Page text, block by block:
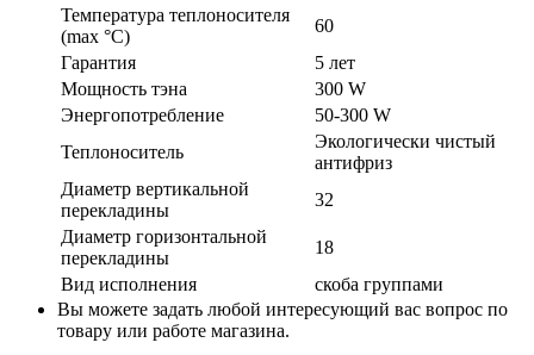
Температура теплоносителя
(max °C)
60
Гарантия
5 лет
Мощность тэна
300 W
Энергопотребление
50-300 W
Теплоноситель
Экологически чистый
антифриз
Диаметр вертикальной
перекладины
32
Диаметр горизонтальной
перекладины
18
Вид исполнения
скоба группами
Вы можете задать любой интересующий вас вопрос по
товару или работе магазина.